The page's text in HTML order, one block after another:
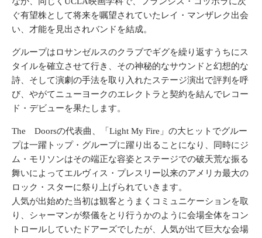
ぐ有望株として将来を嘱望されていたレイ・マンザレク出会
い、才能を見出されバンドを結成。
グループはロサンゼルスのクラブでギグを繰り返すうちにス
タイルを確立させて行き、その神秘的なサウンドと幻想的な
詩、そして演劇の手法を取り入れたステージ演出で評判を呼
び、やがてニューヨークのエレクトラと契約を結んでレコー
ド・デビューを果たします。
The Doorsの代表曲、「Light My Fire」の大ヒットでグルー
プは一躍トップ・グループに躍り出ることになり、同時にジ
ム・モリソンはその端正な容姿とステージでの破天荒な振る
舞いによってエルヴィス・プレスリー以来のアメリカ最大の
ロック・スターに祭り上げられていきます。
人気が出始めた当初は観客とうまくコミュニケーションを取
り、シャーマンが祭儀をとり行うかのように会場全体をコン
トロールしていたドアーズでしたが、人気が出て巨大な会場